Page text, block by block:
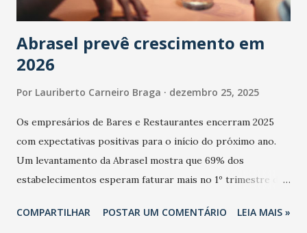
Abrasel prevê crescimento em
2026
Por Lauriberto Carneiro Braga dezembro 25, 2025
Os empresários de Bares e Restaurantes encerram 2025
com expectativas positivas para o início do próximo ano.
Um levantamento da Abrasel mostra que 69% dos
estabelecimentos esperam faturar mais no 1º trimestre de
relação ao último trimestre deste ano, 56% também
COMPARTILHAR POSTAR UM COMENTÁRIO LEIA MAIS »